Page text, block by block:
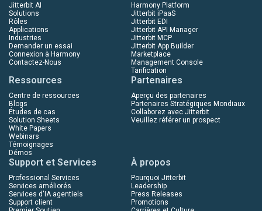
Jitterbit AI
Solutions
Rôles
Applications
Industries
Demander un essai
Connexion à Harmony
Contactez-Nous
Harmony Platform
Jitterbit iPaaS
Jitterbit EDI
Jitterbit API Manager
Jitterbit MCP
Jitterbit App Builder
Marketplace
Management Console
Tarification
Ressources
Centre de ressources
Blogs
Études de cas
Solution Sheets
White Papers
Webinars
Témoignages
Démos
Partenaires
Aperçu des partenaires
Partenaires Stratégiques Mondiaux
Collaborez avec Jitterbit
Veuillez référer un prospect
Support et Services
Professional Services
Services améliorés
Services d'IA agentiels
Support client
À propos
Pourquoi Jitterbit
Leadership
Press Releases
Promotions